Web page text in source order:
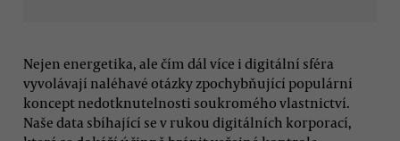
Nejen energetika, ale čím dál více i digitální sféra
vyvolávají naléhavé otázky zpochybňující populární
koncept nedotknutelnosti soukromého vlastnictví.
Naše data sbíhající se v rukou digitálních korporací,